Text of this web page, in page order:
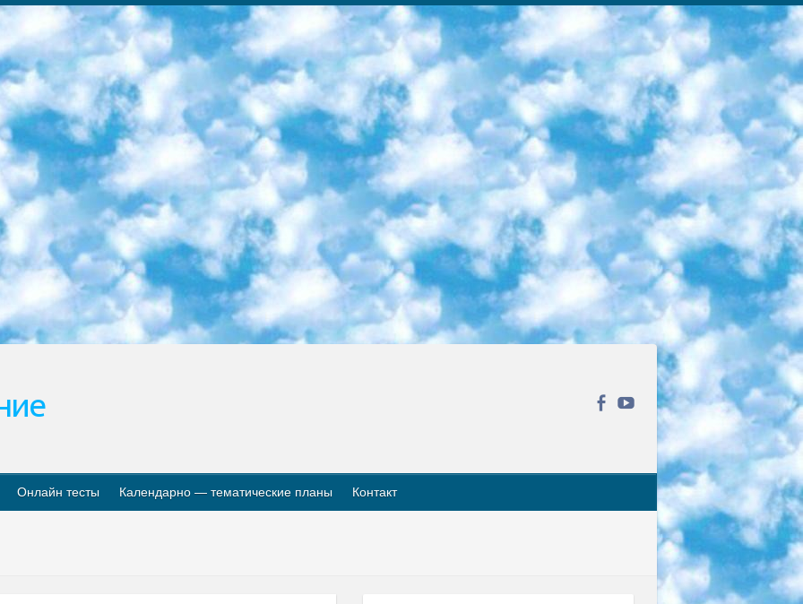
экзамен ориентирован на творческое и логическое мышление при подготовке базы материалов учитывать введение заданий. 5. Следует отметить, что: сертификат государственного образца о знании общеобразовательного предмета и как минимум национальный уровень B1 по предметам на иностранных языках, указанным в Приложении 2. или международно признанный сертификат эквивалентного уровня студенты, изучающие определенный предмет, освобождаются от экзамена; по соответствующим предметам запланирована итоговая государственная аттестация за день до дня, путем жеребьевки Рабочей группой (в письменной форме по предметам, проводимым в форме) из числа сформированных вариантов выбрано 2 варианта; 2 выбранных варианта экзамена анонсированы на официальном сайте министерства и все выпускники по всей стране на основе этих вариантов проводит итоговую государственную аттестацию. 6. Государственное образование учащихся средних общеобразовательных учреждений. знания в соответствии с квалификационными требованиями, которые необходимо приобрести на основании стандартов итоговый (выпускной) контроль для 9 и 11 классов в целях тестирования Экзамены (далее – экзамены) состоят из предметов, перечисленных в приложении 1. будет сделано. 7. Экзамены пройдут с 26 мая по 15 июня 2024 г. (кроме науки физического воспитания). 8. Физическая для учащихся 9 классов общесредних образовательных учреждений. Экзамены по предмету «Образование, квалификация медицина» 1-6 мая 2024 года. сотрудники перевести под присмотр (с отклонениями в физическом или умственном развитии) специализированная школа для детей, школы-интернаты и со сколиозом школы-интернаты санаторного типа для больных детей исключены). 9. Он был слепым, слабовидящим и имел нарушения опорно-двигательного аппарата. экзамены в специализированных школах и интернатах для детей должны проводиться исходя из требований, предъявляемых к общеобразовательным учреждениям (физкультура кроме науки). 10. Специализированная школа для глухих и слабослышащих детей. и экзамены в интернатах и быть реализован в виде письменного теста по математике. 11. Специальность для умственно отсталых детей. Для 9 класса Родной язык и литературное письмо Государственный язык (язык обучения – узбекский). для неклассов) написано Математическое письмо Письменная/устная история Узбекистана Физическое воспитание практично Итоговый контроль Для 11 класса Написание родного языка и литературы (эссе) Математическое письмо Узбекский язык (обучение на узбекском языке) не посещающее общее среднее образование для учреждений)/Образовательное учреждение выбор письменный и устный Иностранный язык письменный/устный Письменная/устная история Узбекистана *По выбору студента:  Химия  Физика  Основы государственного права  География 10 бесплатных образовательных ресурсов - Мы составили подборку онлайн-проектов с интерактивными упражнениями, видеолекциями и статьями. Они помогут вам обрести новые и освежить старые знания бесплатно. 1. «ИНТУИТ» Старейшая образовательная площадка Рунета. Здесь вы найдёте сотни текстовых и видеокурсов на десятки различных тем — от программирования до психологии. Многие курсы подготовлены российскими университетами и крупными международными компаниями вроде Intel и Microsoft. Самостоятельное обучение бесплатное, но желающие могут оплатить услуги персональных наставников. 2. «Смартия» знакомит с актуальными профессиями и подсказывает, как им обучаться. Выбрав заинтересовавшую вас специальность — SMM-специалист, фотограф, веб-дизайнер или другую, — увидите список необходимых для неё умений. Чтобы вы могли освоить их самостоятельно, для каждого умения площадка отображает подборку ссылок на учебные материалы. Хотя «Смартия» ориентируется на русскоязычную аудиторию, часть контента всё же доступна только на английском. 3. «Лекторий Физтеха» Проект Московского физико-технического института (Физтеха). С его помощью вы можете смотреть онлайн серии лекций, записанные на видео в этом вузе. В числе доступных предметов — физика, биология, химия, информационные технологии и другие. К некоторым лекциям администрация ресурса прилагает готовые конспекты, которые можно скачивать в PDF-формате. 4. ITMOcourses Онлайн-площадка Санкт-Петербургского национального исследовательского университета информационных технологий, механики и оптики (ИТМО). Ресурс предоставляет свободный доступ к курсам, разработанным в этом вузе. Каталог материалов разбит на четыре категории: «Оптические системы и технологии», «Приборостроение и робототехника», «Информационные технологии» и «Биотехнологии». Курсы состоят из видеолекций, интерактивных демонстраций и заданий. 5. «КиберЛенинка» Электронная научная библиотека открытого доступа. Каталог площадки регулярно обрастает текстами статей из различных научных изданий. Сгруппированные по журналам и рубрикам публикации можно читать онлайн или скачивать целиком в PDF-формате. Проект нацелен на популяризацию науки за счёт открытого доступа к качественной информации. 6. «ПостНаука» На этом ресурсе публикуют подборки видеолекций, составленные экспертами из разных отраслей и объединённые общими темами. Среди них, к примеру, есть серии «Биоинформатика и геномика», «Культура средневековой Скандинавии» и Cinema Studies о теории кино. Каждая подборка лекций — логически связанная история, рассказанная экспертом от первого лица. Кроме того, на сайте появляются научно-образовательные статьи и тесты на разные темы. 7. «Newочём» Команда проекта «Newочём» отбирает самые интересные тексты из англоязычных СМИ и переводит те из них, за которые голосуют участники сообщества «ВКонтакте». По большей части это научно-популярные статьи. Редакторы придумывают лишь заголовки, в остальном содержание переводов соответствует оригиналам. Полные тексты можно читать прямо в социальной сети. 8. InternetUrok Онлайн-база материалов по основным дисциплинам школьной программы. Информация на сайте структурирована по классам, предметам и темам (урокам). Каждый урок состоит из видеолекций и конспектов. Есть также интерактивные тренажёры и тесты для закрепления пройденного материала. Даже если вы давно окончили школу, возможность повторить программу старших классов всегда может пригодиться. 9. Edutainme Ещё один ресурс об образовании. В отличие от Newtonew, как мне кажется, Edutainme больше ориентируется на представителей индустрии: педагогов, предпринимателей, разработчиков образовательных проектов. Но и любой, кто просто стремится к саморазвитию, найдёт на сайте много полезного и интересного для себя. Например, информацию о новых курсах и образовательных сервисах. 10. Newtonew Онлайн-медиа об образовании и обучении в широком смысле. Авторы Newtonew пишут об инструментах, заведениях, тактиках и стратегиях, которые помогают учить других и получать новые знания самостоятельно. На этой площадке вы найдёте новости, обзоры, аналитические мат
Онлайн тесты Календарно — тематические планы Контакт